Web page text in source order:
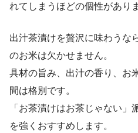
れてしまうほどの個性があり
出汁茶漬けを贅沢に味わうな
のお米は欠かせません。
具材の旨み、出汁の香り、お
間は格別です。
「お茶漬けはお茶じゃない
を強くおすすめします。